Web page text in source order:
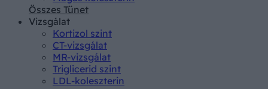
Összes Tünet
Vizsgálat
Kortizol szint
CT-vizsgálat
MR-vizsgálat
Triglicerid szint
LDL-koleszterin